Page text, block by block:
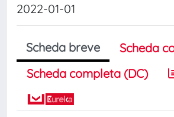
2022-01-01
Scheda breve
Scheda
Scheda completa (DC)